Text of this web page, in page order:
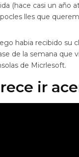
(hace casi un año
lles que
habia recibido su
de la semana
de Micrlesoft.
ir